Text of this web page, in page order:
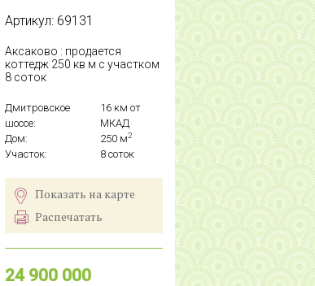
Артикул: 69131
Аксаково : продается
коттедж 250 кв м с участком
8 соток
Дмитровское
шоссе:
16 км от
МКАД
Дом:
250 м2
Участок: 8 соток
Показать на карте
Распечатать
24 900 000